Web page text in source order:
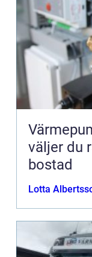
väljer du
bostad
Lotta